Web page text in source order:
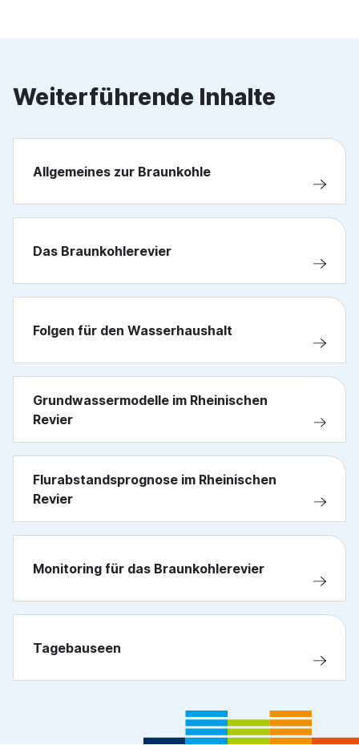
Weiterführende Inhalte
Allgemeines zur Braunkohle
Das Braunkohlerevier
Folgen für den Wasserhaushalt
Grundwassermodelle im Rheinischen
Revier
Flurabstandsprognose im Rheinischen
Revier
Monitoring für das Braunkohlerevier
Tagebauseen